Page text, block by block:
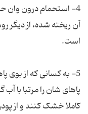
4- استحمام درون وان
آن ریخته شده، از
5- به کسانی که از
پاهای شان را مرتبا با
کاملا خشک کنند و از